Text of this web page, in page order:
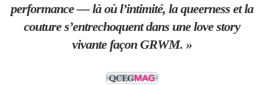
performance — là où l’intimité, la queerness et la
couture s’entrechoquent dans une love story
vivante façon GRWM. »